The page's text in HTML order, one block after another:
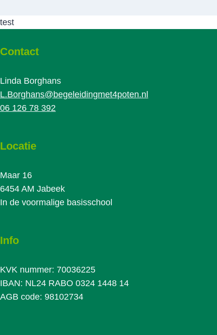
test
Contact
Linda Borghans
L.Borghans@begeleidingmet4poten.nl
06 126 78 392
Locatie
Maar 16
6454 AM Jabeek
In de voormalige basisschool
Info
KVK nummer: 70036225
IBAN: NL24 RABO 0324 1448 14
AGB code: 98102734